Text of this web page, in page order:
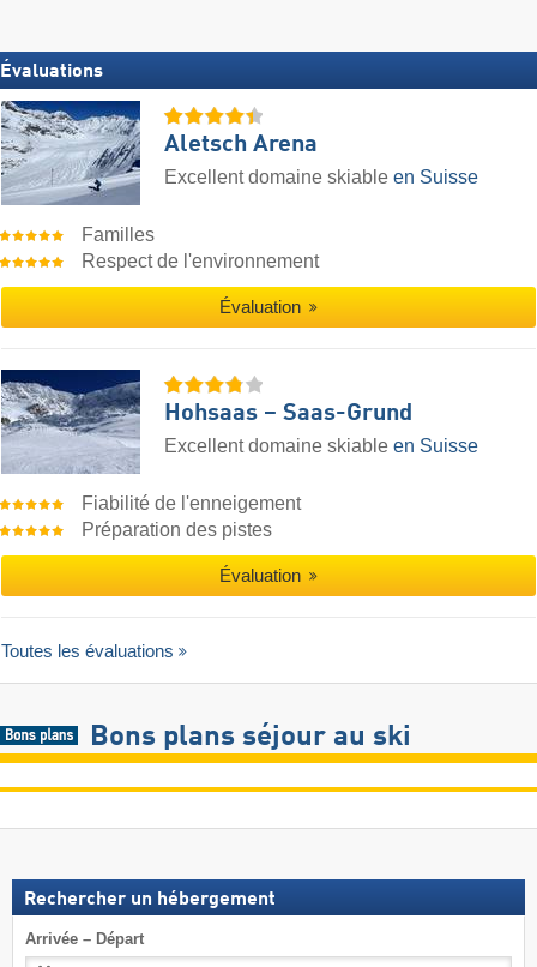
Évaluations
Aletsch Arena
Excellent domaine skiable en Suisse
Familles
Respect de l'environnement
Évaluation
Hohsaas – Saas-Grund
Excellent domaine skiable en Suisse
Fiabilité de l'enneigement
Préparation des pistes
Évaluation
Toutes les évaluations
Bons plans séjour au ski
Rechercher un hébergement
Arrivée – Départ